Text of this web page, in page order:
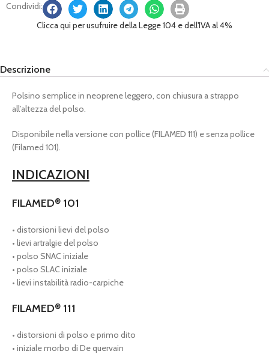
Condividi:
Clicca qui per usufruire della Legge 104 e dell'IVA al 4%
Descrizione
Polsino semplice in neoprene leggero, con chiusura a strappo
all’altezza del polso.
Disponibile nella versione con pollice (FILAMED 111) e senza pollice
(Filamed 101).
INDICAZIONI
FILAMED® 101
• distorsioni lievi del polso
• lievi artralgie del polso
• polso SNAC iniziale
• polso SLAC iniziale
• lievi instabilità radio-carpiche
FILAMED® 111
• distorsioni di polso e primo dito
• iniziale morbo di De quervain